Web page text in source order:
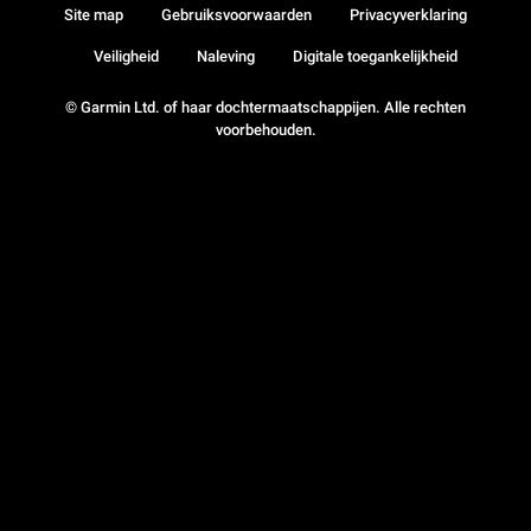
© Garmin Ltd. of haar dochtermaatschappijen. Alle rechten
voorbehouden.
Site map Gebruiksvoorwaarden Privacyverklaring
Veiligheid Naleving Digitale toegankelijkheid